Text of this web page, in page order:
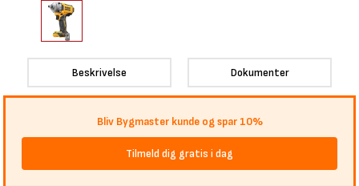
Beskrivelse Dokumenter
Bliv Bygmaster kunde og spar 10%
Tilmeld dig gratis i dag